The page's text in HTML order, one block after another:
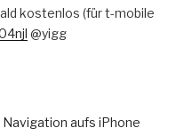
kostenlos (für t-mobile
@yigg
aufs iPhone